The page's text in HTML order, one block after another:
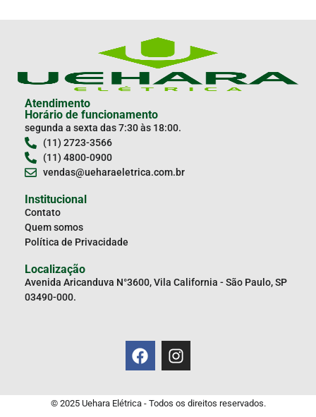
Atendimento
Horário de funcionamento
segunda a sexta das 7:30 às 18:00.
(11) 2723-3566
(11) 4800-0900
vendas@ueharaeletrica.com.br
Institucional
Contato
Quem somos
Política de Privacidade
Localização
Avenida Aricanduva N°3600, Vila California - São Paulo, SP
03490-000.
© 2025 Uehara Elétrica - Todos os direitos reservados.